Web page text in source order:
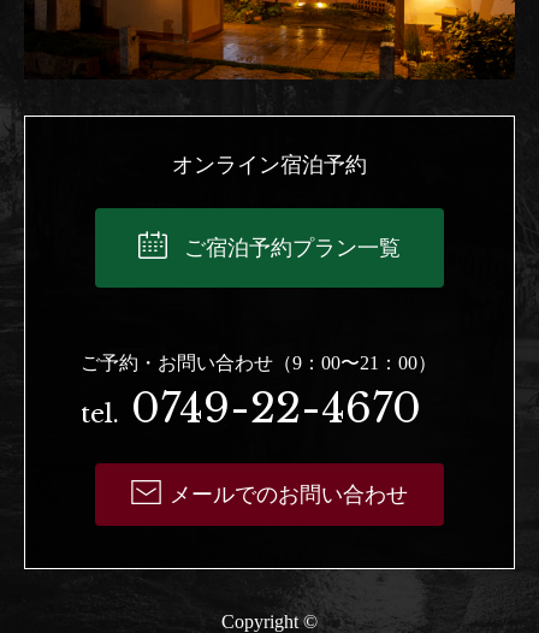
オンライン宿泊予約
ご宿泊予約プラン一覧
ご予約・お問い合わせ（9：00〜21：00）
tel. 0749-22-4670
メールでのお問い合わせ
Copyright ©